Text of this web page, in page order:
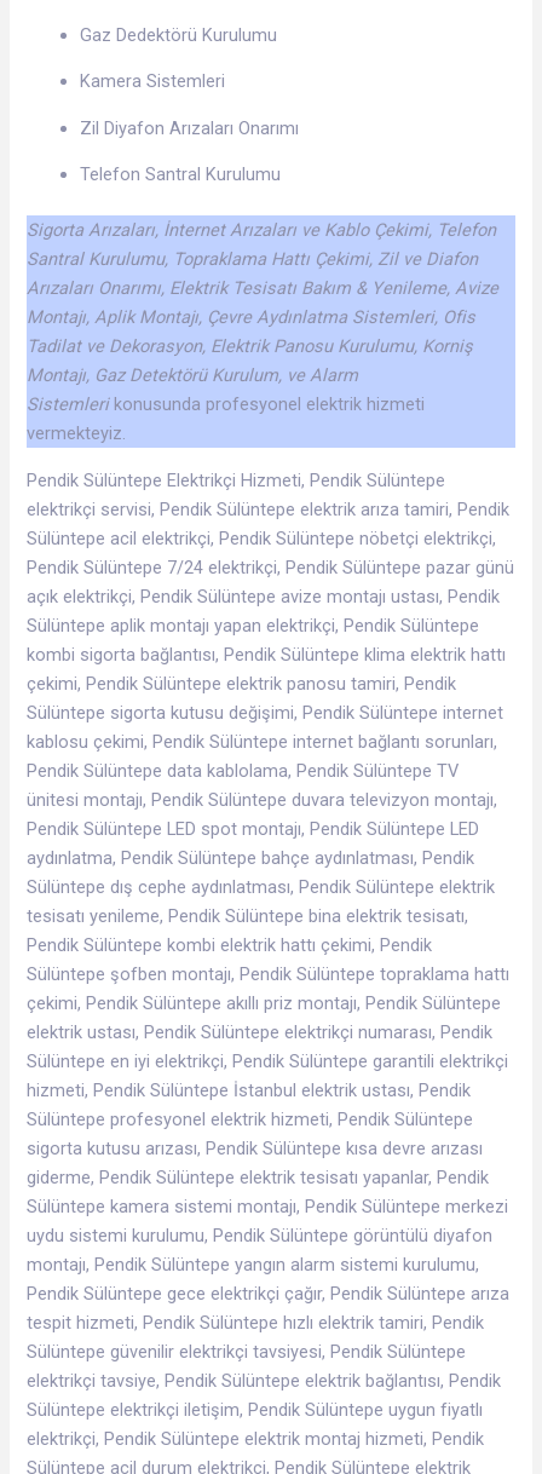
Gaz Dedektörü Kurulumu
Kamera Sistemleri
Zil Diyafon Arızaları Onarımı
Telefon Santral Kurulumu
Sigorta Arızaları, İnternet Arızaları ve Kablo Çekimi, Telefon
Santral Kurulumu, Topraklama Hattı Çekimi, Zil ve Diafon
Arızaları Onarımı, Elektrik Tesisatı Bakım & Yenileme, Avize
Montajı, Aplik Montajı, Çevre Aydınlatma Sistemleri, Ofis
Tadilat ve Dekorasyon, Elektrik Panosu Kurulumu, Korniş
Montajı, Gaz Detektörü Kurulum, ve Alarm
Sistemlerikonusunda profesyonel elektrik hizmeti
vermekteyiz.
Pendik Sülüntepe Elektrikçi Hizmeti, Pendik Sülüntepe
elektrikçi servisi, Pendik Sülüntepe elektrik arıza tamiri, Pendik
Sülüntepe acil elektrikçi, Pendik Sülüntepe nöbetçi elektrikçi,
Pendik Sülüntepe 7/24 elektrikçi, Pendik Sülüntepe pazar günü
açık elektrikçi, Pendik Sülüntepe avize montajı ustası, Pendik
Sülüntepe aplik montajı yapan elektrikçi, Pendik Sülüntepe
kombi sigorta bağlantısı, Pendik Sülüntepe klima elektrik hattı
çekimi, Pendik Sülüntepe elektrik panosu tamiri, Pendik
Sülüntepe sigorta kutusu değişimi, Pendik Sülüntepe internet
kablosu çekimi, Pendik Sülüntepe internet bağlantı sorunları,
Pendik Sülüntepe data kablolama, Pendik Sülüntepe TV
ünitesi montajı, Pendik Sülüntepe duvara televizyon montajı,
Pendik Sülüntepe LED spot montajı, Pendik Sülüntepe LED
aydınlatma, Pendik Sülüntepe bahçe aydınlatması, Pendik
Sülüntepe dış cephe aydınlatması, Pendik Sülüntepe elektrik
tesisatı yenileme, Pendik Sülüntepe bina elektrik tesisatı,
Pendik Sülüntepe kombi elektrik hattı çekimi, Pendik
Sülüntepe şofben montajı, Pendik Sülüntepe topraklama hattı
çekimi, Pendik Sülüntepe akıllı priz montajı, Pendik Sülüntepe
elektrik ustası, Pendik Sülüntepe elektrikçi numarası, Pendik
Sülüntepe en iyi elektrikçi, Pendik Sülüntepe garantili elektrikçi
hizmeti, Pendik Sülüntepe İstanbul elektrik ustası, Pendik
Sülüntepe profesyonel elektrik hizmeti, Pendik Sülüntepe
sigorta kutusu arızası, Pendik Sülüntepe kısa devre arızası
giderme, Pendik Sülüntepe elektrik tesisatı yapanlar, Pendik
Sülüntepe kamera sistemi montajı, Pendik Sülüntepe merkezi
uydu sistemi kurulumu, Pendik Sülüntepe görüntülü diyafon
montajı, Pendik Sülüntepe yangın alarm sistemi kurulumu,
Pendik Sülüntepe gece elektrikçi çağır, Pendik Sülüntepe arıza
tespit hizmeti, Pendik Sülüntepe hızlı elektrik tamiri, Pendik
Sülüntepe güvenilir elektrikçi tavsiyesi, Pendik Sülüntepe
elektrikçi tavsiye, Pendik Sülüntepe elektrik bağlantısı, Pendik
Sülüntepe elektrikçi iletişim, Pendik Sülüntepe uygun fiyatlı
elektrikçi, Pendik Sülüntepe elektrik montaj hizmeti, Pendik
Sülüntepe acil durum elektrikçi, Pendik Sülüntepe elektrik